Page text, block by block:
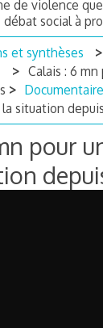
de violence
social à
et synthèses
Calais : 6
situation
pour